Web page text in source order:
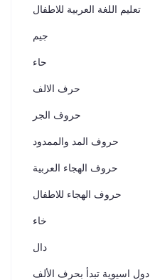
تعليم اللغة العربية للاطفال
جيم
حاء
حرف الالف
حروف الجر
حروف المد والممدود
حروف الهجاء العربية
حروف الهجاء للاطفال
خاء
دال
دول اسيوية تبدأ بحرف الألف